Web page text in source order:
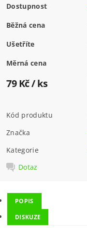
Dostupnost
Běžná cena
Ušetříte
Měrná cena
79 Kč/ ks
Kód produktu
Značka
Kategorie
Dotaz
POPIS
DISKUZE